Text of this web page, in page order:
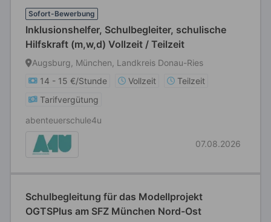
Sofort-Bewerbung
Inklusionshelfer, Schulbegleiter, schulische
Hilfskraft (m,w,d) Vollzeit / Teilzeit
Augsburg, München, Landkreis Donau-Ries
14 - 15 €/Stunde
Vollzeit
Teilzeit
Tarifvergütung
abenteuerschule4u
07.08.2026
Schulbegleitung für das Modellprojekt
OGTSPlus am SFZ München Nord-Ost